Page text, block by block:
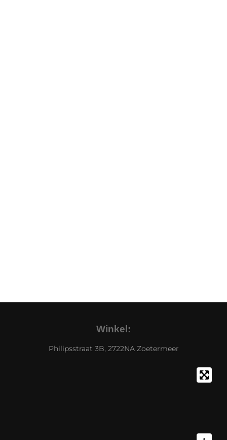
Winkel:
Philipsstraat 3B, 2722NA Zoetermeer